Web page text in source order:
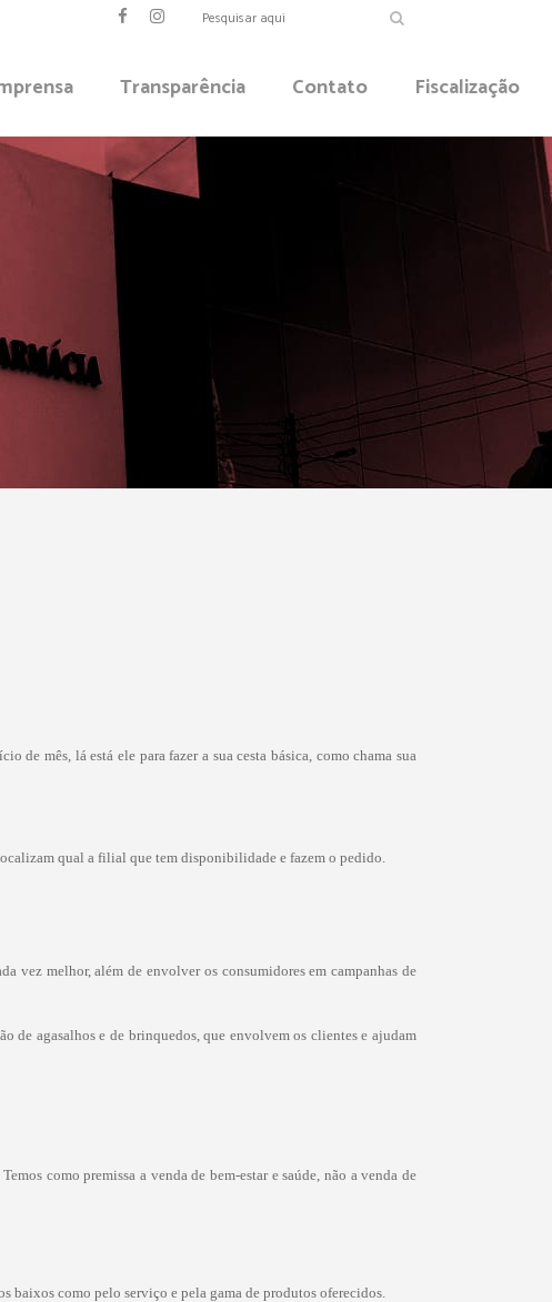
Transparência Contato Fiscalização
mês, lá está ele para fazer a sua cesta básica, como chama sua
localizam qual a filial que tem disponibilidade e fazem o pedido.
vez melhor, além de envolver os consumidores em campanhas de
de agasalhos e de brinquedos, que envolvem os clientes e ajudam
como premissa a venda de bem-estar e saúde, não a venda de
baixos como pelo serviço e pela gama de produtos oferecidos.